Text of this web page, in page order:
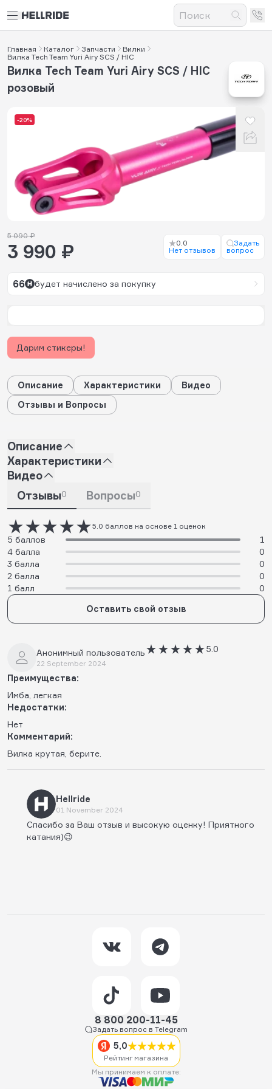
Главная Каталог Запчасти
Вилки
Вилка Tech Team Yuri Airy SCS / HIC
-20%
Вилка Tech Team Yuri Airy SCS / HIC
розовый
5 090 ₽
3 990 ₽
0.0
Нет отзывов
Задать
вопрос
66 будет начислено за покупку
Дарим стикеры!
Описание Характеристики
Видео
Отзывы и Вопросы
Описание
Характеристики
Видео
Отзывы0 Вопросы0
5.0 баллов на основе 1 оценок
5 баллов
1
4 балла
0
3 балла
0
2 балла
0
1 балл
0
Оставить свой отзыв
Анонимный пользователь
22 September 2024
5.0
Преимущества:
Имба, легкая
Недостатки:
Нет
Комментарий:
Вилка крутая, берите.
Hellride
01 November 2024
Спасибо за Ваш отзыв и высокую оценку! Приятного
катания)😉
8 800 200-11-45
Задать вопрос в Telegram
5,0
Рейтинг магазина
Мы принимаем к оплате: